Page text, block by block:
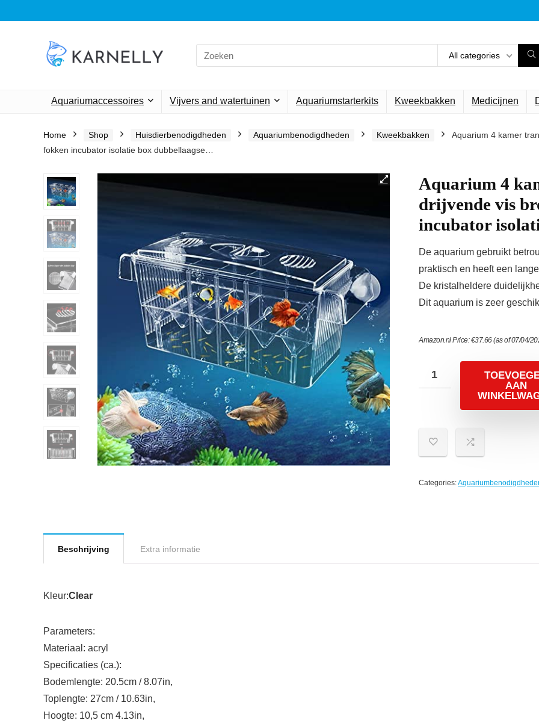
Search
for:
All categories
Aquariumaccessoires Vijvers and watertuinen Aquariumstarterkits Kweekbakken Medicijnen
Home Shop Huisdierbenodigdheden Aquariumbenodigdheden Kweekbakken
Aquarium 4 kamer
fokken incubator isolatie box dubbellaagse…
Aquarium 4
drijvende vis
incubator
De aquarium gebruikt
praktisch en heeft een
De kristalheldere
Dit aquarium is zeer
Amazon.nl Price:€37.66(as of 07/04/
AAN
Categories:
Beschrijving Extra informatie
Kleur:Clear
Parameters:
Materiaal: acryl
Specificaties (ca.):
Bodemlengte: 20.5cm / 8.07in,
Toplengte: 27cm / 10.63in,
Hoogte: 10,5 cm 4.13in,